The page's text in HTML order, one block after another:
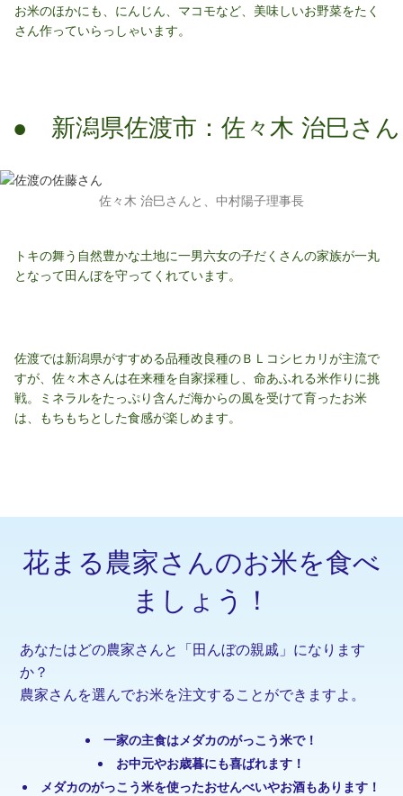
お米のほかにも、にんじん、マコモなど、美味しいお野菜をたく
さん作っていらっしゃいます。
● 新潟県佐渡市：佐々木 治巳さん
佐々木 治巳さんと、中村陽子理事長
トキの舞う自然豊かな土地に一男六女の子だくさんの家族が一丸
となって田んぼを守ってくれています。
佐渡では新潟県がすすめる品種改良種のＢＬコシヒカリが主流で
すが、佐々木さんは在来種を自家採種し、命あふれる米作りに挑
戦。ミネラルをたっぷり含んだ海からの風を受けて育ったお米
は、もちもちとした食感が楽しめます。
花まる農家さんのお米を食べ
ましょう！
あなたはどの農家さんと「田んぼの親戚」になります
か？
農家さんを選んでお米を注文することができますよ。
一家の主食はメダカのがっこう米で！
お中元やお歳暮にも喜ばれます！
メダカのがっこう米を使ったおせんべいやお酒もあります！